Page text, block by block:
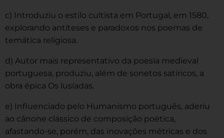
c) Introduziu o estilo cultista em Portugal, em 1580,
explorando antíteses e paradoxos nos poemas de
temática religiosa.
d) Autor mais representativo da poesia medieval
portuguesa, produziu, além de sonetos satíricos, a
obra épica Os lusíadas.
e) Influenciado pelo Humanismo português, aderiu
ao cânone clássico de composição poética,
afastando-se, porém, das inovações métricas e dos